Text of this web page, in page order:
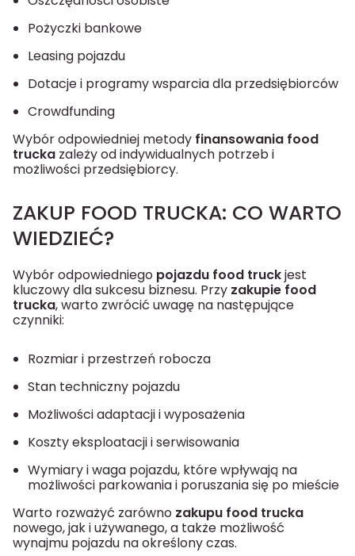
Pożyczki bankowe
Leasing pojazdu
Dotacje i programy wsparcia dla przedsiębiorców
Crowdfunding
Wybór odpowiedniej metody finansowania food
trucka zależy od indywidualnych potrzeb i
możliwości przedsiębiorcy.
ZAKUP FOOD TRUCKA: CO WARTO
WIEDZIEĆ?
Wybór odpowiedniego pojazdu food truckjest
kluczowy dla sukcesu biznesu. Przy zakupie food
trucka, warto zwrócić uwagę na następujące
czynniki:
Rozmiar i przestrzeń robocza
Stan techniczny pojazdu
Możliwości adaptacji i wyposażenia
Koszty eksploatacji i serwisowania
Wymiary i waga pojazdu, które wpływają na
możliwości parkowania i poruszania się po mieście
Warto rozważyć zarówno zakupu food trucka
nowego, jak i używanego, a także możliwość
wynajmu pojazdu na określony czas.